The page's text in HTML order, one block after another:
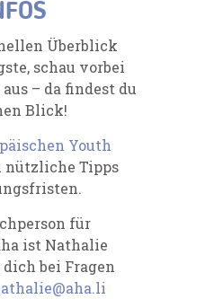
Überblick
schau vorbei
aus – da findest du
Blick!
Youth
nützliche Tipps
für
ist Nathalie
bei Fragen